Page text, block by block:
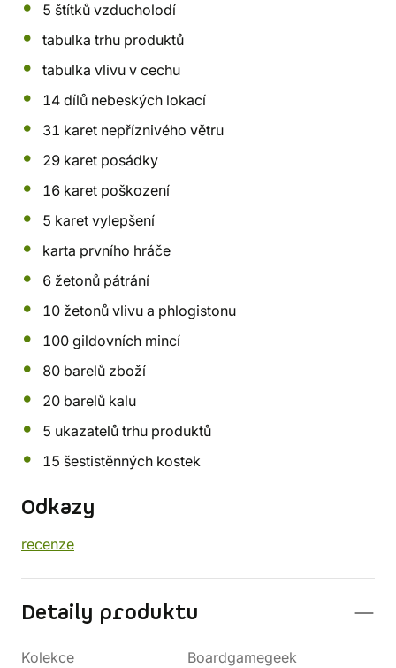
5 štítků vzducholodí
tabulka trhu produktů
tabulka vlivu v cechu
14 dílů nebeských lokací
31 karet nepříznivého větru
29 karet posádky
16 karet poškození
5 karet vylepšení
karta prvního hráče
6 žetonů pátrání
10 žetonů vlivu a phlogistonu
100 gildovních mincí
80 barelů zboží
20 barelů kalu
5 ukazatelů trhu produktů
15 šestistěnných kostek
Odkazy
recenze
Detaily produktu
Kolekce Boardgamegeek